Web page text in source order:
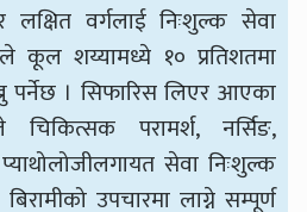
वर्गलाई निःशुल्क सेवा
कूल शय्यामध्ये १० प्रतिशतमा
पर्नेछ । सिफारिस लिएर आएका
चिकित्सक परामर्श, नर्सिङ,
सेवा निःशुल्क
उपचारमा लाग्ने सम्पूर्ण